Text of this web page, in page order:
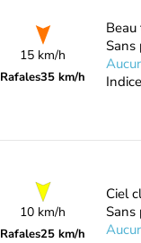
15 km/h
Rafales35 km/h
Sans
10 km/h
Rafales25 km/h
Ciel
Sans